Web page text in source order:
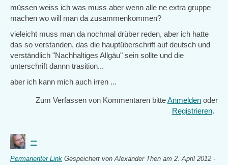
müssen weiss ich was muss aber wenn alle ne extra gruppe
machen wo will man da zusammenkommen?
vieleicht muss man da nochmal drüber reden, aber ich hatte
das so verstanden, das die hauptüberschrift auf deutsch und
verständlich "Nachhaltiges Allgäu" sein sollte und die
unterschrift dannn trasition...
aber ich kann mich auch irren ...
Zum Verfassen von Kommentaren bitteAnmelden oder
Registrieren.
--
Permanenter Link Gespeichert vonAlexander Then am 2. April 2012 -